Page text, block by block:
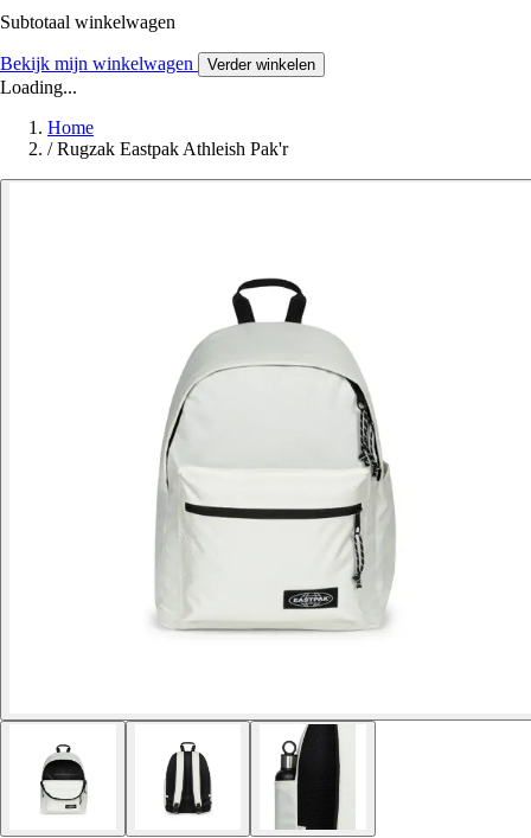
Subtotaal winkelwagen
Bekijk mijn winkelwagen Verder winkelen
Loading...
Home
/ Rugzak Eastpak Athleish Pak'r